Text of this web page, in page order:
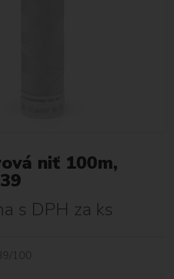
niť 100m,
s DPH za ks
100